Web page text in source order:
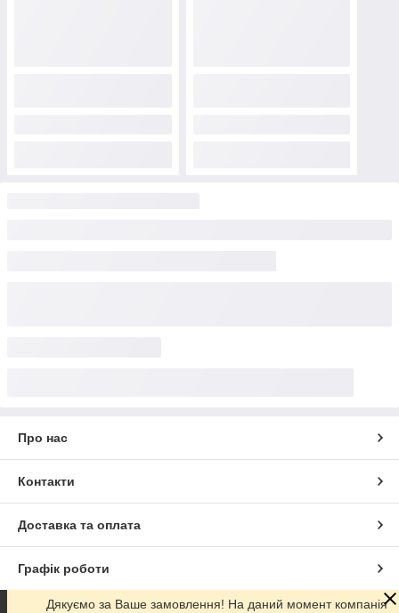
Про нас
Контакти
Доставка та оплата
Графік роботи
Дякуємо за Ваше замовлення! На даний момент компанія